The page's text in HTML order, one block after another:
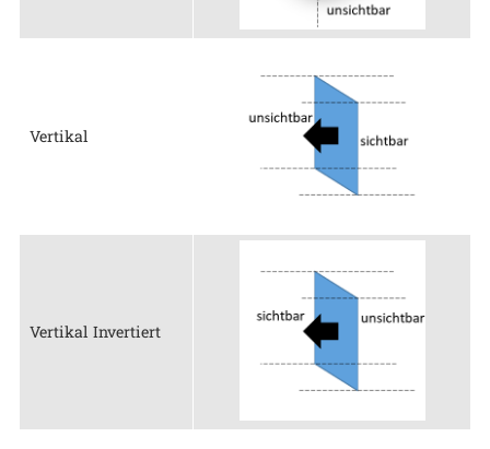
Vertikal
Vertikal Invertiert